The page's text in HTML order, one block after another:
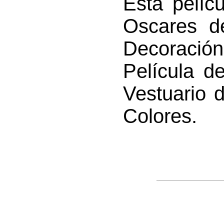
Oscares
Película
Vestuario
Colores.